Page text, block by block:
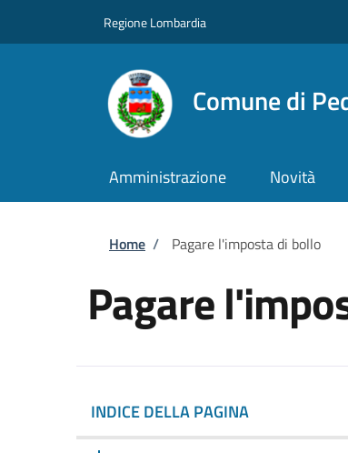
Regione Lombardia
Comune di
Amministrazione Novità
Briciole di pane
Home / Pagare l'imposta di bollo
Pagare
INDICE DELLA PAGINA